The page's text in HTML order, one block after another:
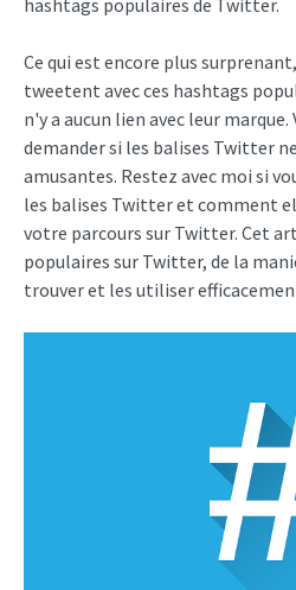
hashtags populaires de Twitter.
Ce qui est encore plus
tweetent avec ces hashtags
n'y a aucun lien avec leur marque.
demander si les balises Twitter
amusantes. Restez avec moi si
les balises Twitter et comment
votre parcours sur Twitter. Cet
populaires sur Twitter, de la
trouver et les utiliser